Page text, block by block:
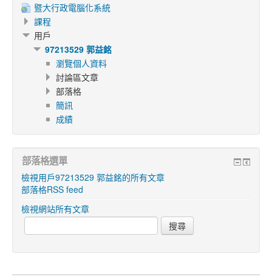
暨大行政電腦化系統
課程
用戶
97213529 郭益銘
瀏覽個人資料
討論區文章
部落格
簡訊
成績
部落格選單
檢視用戶97213529 郭益銘的所有文章
部落格RSS feed
檢視網站所有文章